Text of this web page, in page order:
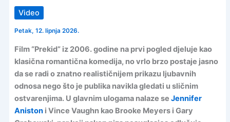
Video
Petak, 12. lipnja 2026.
Film “Prekid” iz 2006. godine na prvi pogled djeluje kao
klasična romantična komedija, no vrlo brzo postaje jasno
da se radi o znatno realističnijem prikazu ljubavnih
odnosa nego što je publika navikla gledati u sličnim
ostvarenjima. U glavnim ulogama nalaze se Jennifer
Anistoni Vince Vaughn kao Brooke Meyers i Gary